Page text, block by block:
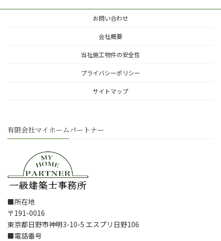
お問い合わせ
会社概要
当社施工物件の安全性
プライバシーポリシー
サイトマップ
有限会社マイホームパートナー
■所在地
〒191-0016
東京都日野市神明3-10-5 エスプリ日野106
■電話番号